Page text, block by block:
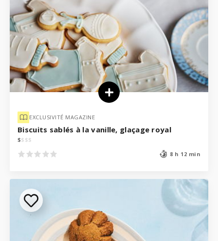
EXCLUSIVITÉ MAGAZINE
Biscuits sablés à la vanille, glaçage royal
$$ $$
8 h 12 min